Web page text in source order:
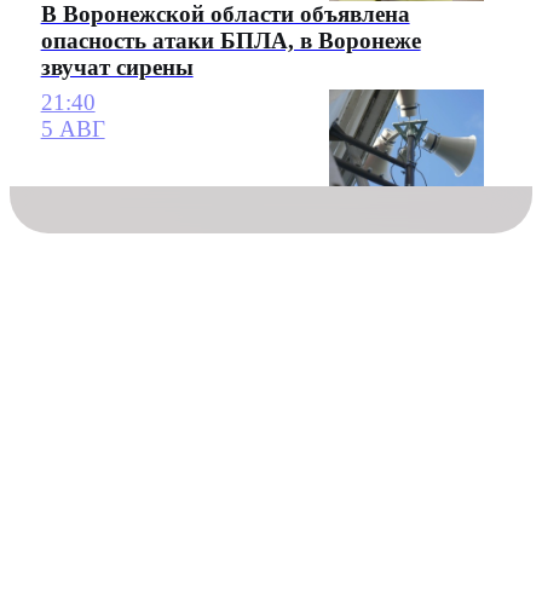
В Воронежской области объявлена
опасность атаки БПЛА, в Воронеже
звучат сирены
21:40
5 АВГ